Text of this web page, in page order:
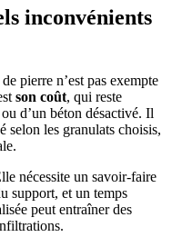
inconvénients
pierre n’est pas exempte
son coût, qui reste
d’un béton désactivé. Il
selon les granulats choisis,
nécessite un savoir-faire
support, et un temps
peut entraîner des